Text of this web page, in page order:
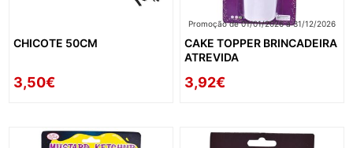
CHICOTE 50CM
3,50€
Promoção de 01/01/2026 a 31/12/2026
CAKE TOPPER BRINCADEIRA
ATREVIDA
3,92€